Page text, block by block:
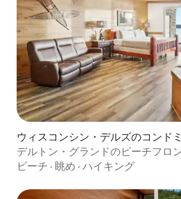
ウィスコンシン・デルズのコンド
デルトン・グランドのビーチフロ
ビーチ · 眺め · ハイキング